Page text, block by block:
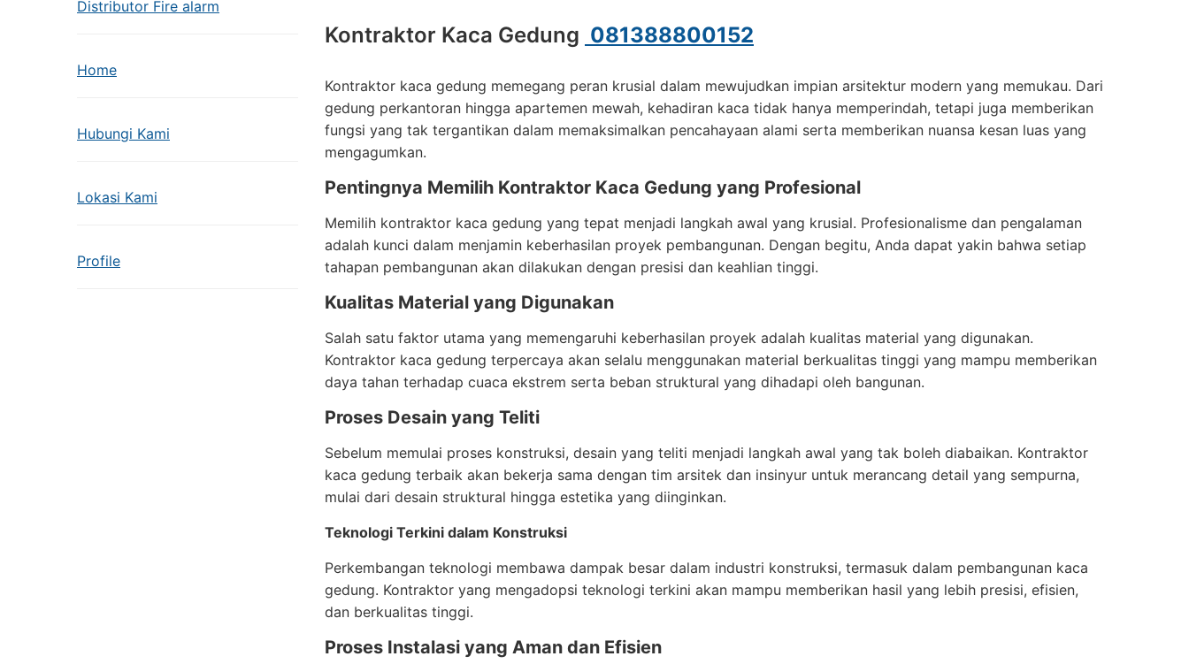
Distributor Fire alarm
Home
Hubungi Kami
Lokasi Kami
Profile
Kontraktor Kaca Gedung 081388800152
Kontraktor kaca gedung memegang peran krusial dalam mewujudkan impian arsitektur modern yang memukau. Dari
gedung perkantoran hingga apartemen mewah, kehadiran kaca tidak hanya memperindah, tetapi juga memberikan
fungsi yang tak tergantikan dalam memaksimalkan pencahayaan alami serta memberikan nuansa kesan luas yang
mengagumkan.
Pentingnya Memilih Kontraktor Kaca Gedung yang Profesional
Memilih kontraktor kaca gedung yang tepat menjadi langkah awal yang krusial. Profesionalisme dan pengalaman
adalah kunci dalam menjamin keberhasilan proyek pembangunan. Dengan begitu, Anda dapat yakin bahwa setiap
tahapan pembangunan akan dilakukan dengan presisi dan keahlian tinggi.
Kualitas Material yang Digunakan
Salah satu faktor utama yang memengaruhi keberhasilan proyek adalah kualitas material yang digunakan.
Kontraktor kaca gedung terpercaya akan selalu menggunakan material berkualitas tinggi yang mampu memberikan
daya tahan terhadap cuaca ekstrem serta beban struktural yang dihadapi oleh bangunan.
Proses Desain yang Teliti
Sebelum memulai proses konstruksi, desain yang teliti menjadi langkah awal yang tak boleh diabaikan. Kontraktor
kaca gedung terbaik akan bekerja sama dengan tim arsitek dan insinyur untuk merancang detail yang sempurna,
mulai dari desain struktural hingga estetika yang diinginkan.
Teknologi Terkini dalam Konstruksi
Perkembangan teknologi membawa dampak besar dalam industri konstruksi, termasuk dalam pembangunan kaca
gedung. Kontraktor yang mengadopsi teknologi terkini akan mampu memberikan hasil yang lebih presisi, efisien,
dan berkualitas tinggi.
Proses Instalasi yang Aman dan Efisien